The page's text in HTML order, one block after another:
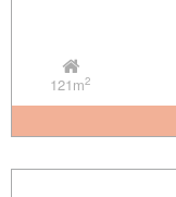
121m2